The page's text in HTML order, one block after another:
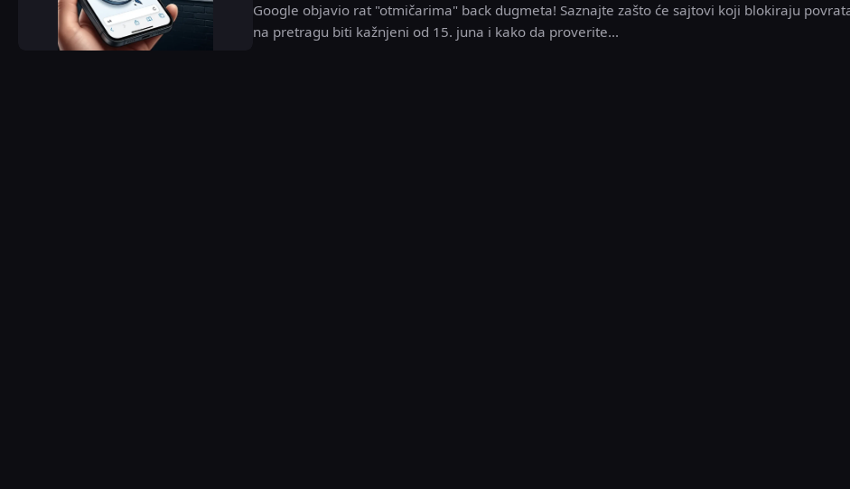
Google objavio rat "otmičarima" back dugmeta! Saznajte zašto će sajtovi koji blokiraju
na pretragu biti kažnjeni od 15. juna i kako da proverite...